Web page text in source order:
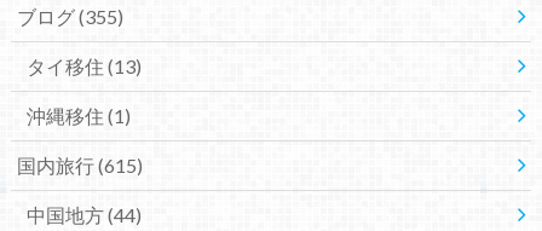
ブログ(355)
タイ移住 (13)
沖縄移住 (1)
国内旅行(615)
中国地方(44)